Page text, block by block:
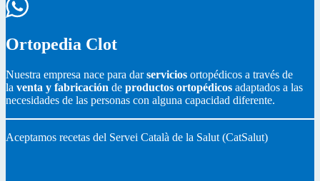
Ortopedia Clot
Nuestra empresa nace para darservicios ortopédicos a través de
la venta y fabricación de productos ortopédicos adaptados a las
necesidades de las personas con alguna capacidad diferente.
Aceptamos recetas del Servei Català de la Salut (CatSalut)